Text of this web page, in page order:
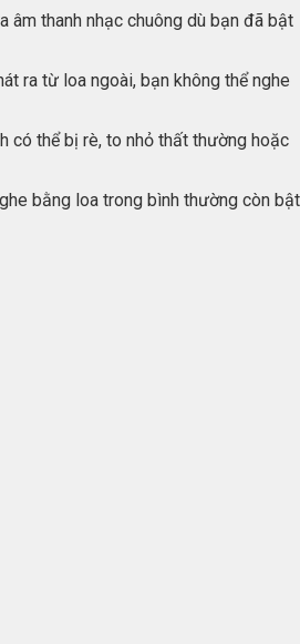
âm thanh nhạc chuông dù bạn đã bật
ra từ loa ngoài, bạn không thể nghe
có thể bị rè, to nhỏ thất thường hoặc
bằng loa trong bình thường còn bật